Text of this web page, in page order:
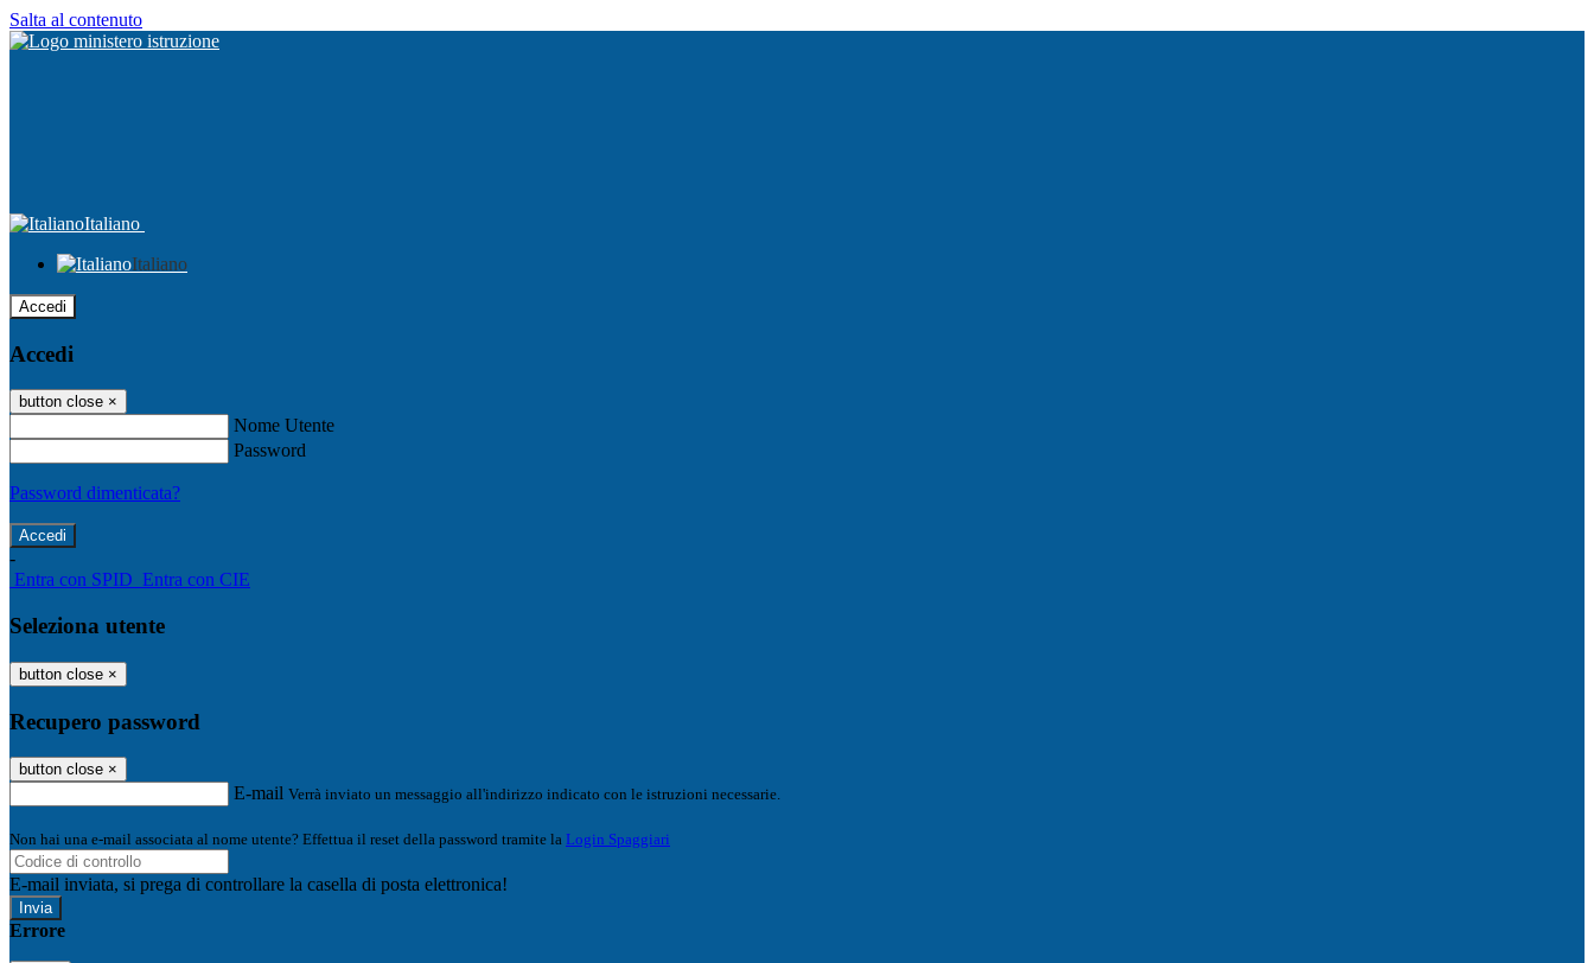
Salta al contenuto
Italiano
Italiano
Accedi
Accedi
button close ×
Nome Utente
Password
Password dimenticata?
-
Entra con SPID Entra con CIE
Seleziona utente
button close ×
Recupero password
button close ×
E-mail Verrà inviato un messaggio all'indirizzo indicato con le istruzioni necessarie.
Non hai una e-mail associata al nome utente? Effettua il reset della password tramite la Login Spaggiari
E-mail inviata, si prega di controllare la casella di posta elettronica!
Errore